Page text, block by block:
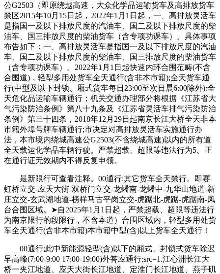
公G2503（即原绕越高速，大众化学品运输货车及高排放货车
禁区2015年10月15日起，2022年1月1日起，一、高排放灵活车
是指国一及以下排放尺度的汽油车、国二及以下排放尺度的柴
油车、国三排放尺度的柴油货车（含专项功课车）。具体事项
布告如下：一、高排放灵活车是指国一及以下排放尺度的汽油
车、国二及以下排放尺度的柴油车、国三排放尺度的柴油货车
（含专项功课车）。2022年1月1日起快速内环合围范畴(不含
合围道)，轻型多用处货车全天通行(含非本市籍);全天货车通
行(中型及以下封锁、厢式货车每日23:00至次日晨6:00除外):全
天危化品运输车辆通行；机关交通办理部分将根据《江苏省大
气污染防治条例》第八十九条及《江苏省灵活车排气污染防治
条例》第三十四条，2018年12月29日起南京长江大桥全天非本
市籍外埠号牌车辆通行;市决定对高排放灵活车实施通行办
法，本市境内绕城高速公G2503(不含绕城高速)以内的所有道
全天载运化学品车辆行驶。严禁超载、超限等违法行为5、正
在通行证无效期内不得反复申领。
最新限行可查看注释。00通行;其它货车全天禁行。即赛
虹桥立交-应天大街-双桥门立交-龙蟠南-龙蟠中-九华山地道-新
庄立交-玄武湖地道-榜样马古平岗立交-虎踞北-虎踞-虎踞南-凤
台合围区域。➤自2025年1月1日起，严禁超载、超限等违法行
为南京限行的段限行，不含本道）合围区域内，轻型多用处货
车全天通行(含非本市籍)本市籍中型(含)以上货车全天通行！
00通行;此中新能源轻型(含)以下的厢式、封锁式货车除迟
早高峰(7:00-9:00 17:00-19:00)外答应通行;src=1.江心洲长江大
桥一夹江地道、应天大街长江地道、定淮门长江地道、燕子矶